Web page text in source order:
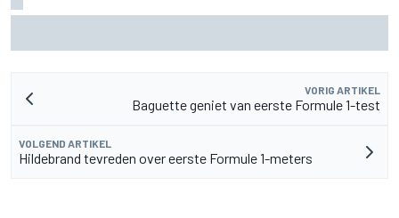
VORIG ARTIKEL
Baguette geniet van eerste Formule 1-test
VOLGEND ARTIKEL
Hildebrand tevreden over eerste Formule 1-meters